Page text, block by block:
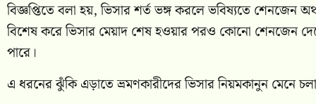
বিজ্ঞপ্তিতে বলা হয়, ভিসার শর্ত ভঙ্গ করলে ভবিষ্যতে শেনজেন
বিশেষ করে ভিসার মেয়াদ শেষ হওয়ার পরও কোনো শেনজেন দেশে
পারে।
এ ধরনের ঝুঁকি এড়াতে ভ্রমণকারীদের ভিসার নিয়মকানুন মেনে